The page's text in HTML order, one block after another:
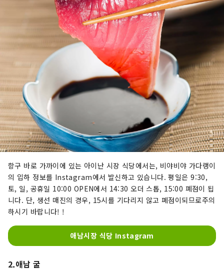
항구 바로 가까이에 있는 아이난 시장 식당에서는, 비야비야 가다랭이
의 입하 정보를 Instagram에서 발신하고 있습니다. 평일은 9:30,
토, 일, 공휴일 10:00 OPEN에서 14:30 오더 스톱, 15:00 폐점이 됩
니다. 단, 생선 매진의 경우, 15시를 기다리지 않고 폐점이되므로주의
하시기 바랍니다! !
애남시장 식당 Instagram
2.애남 굴